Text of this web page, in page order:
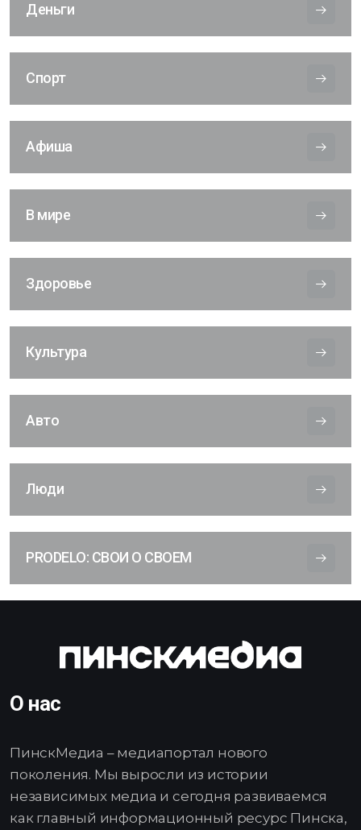
Деньги
Спорт
Афиша
В мире
Здоровье
Культура
Авто
Люди
PRODELO: СВОИ О СВОЕМ
О нас
ПинскМедиа – медиапортал нового
поколения. Мы выросли из истории
независимых медиа и сегодня развиваемся
как главный информационный ресурс Пинска,